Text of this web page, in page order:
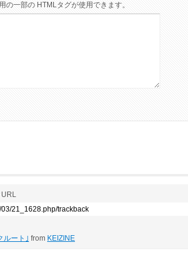
の一部の HTMLタグが使用できます。
21_1628.php/trackback
ルート｣ from KEIZINE